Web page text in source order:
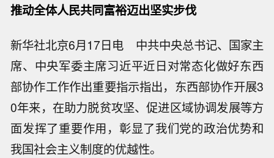
推动全体人民共同富裕迈出坚实步伐
新华社北京6月17日电 中共中央总书记、国家主
席、中央军委主席习近平近日对常态化做好东西
部协作工作作出重要指示指出，东西部协作开展3
0年来，在助力脱贫攻坚、促进区域协调发展等方
面发挥了重要作用，彰显了我们党的政治优势和
我国社会主义制度的优越性。